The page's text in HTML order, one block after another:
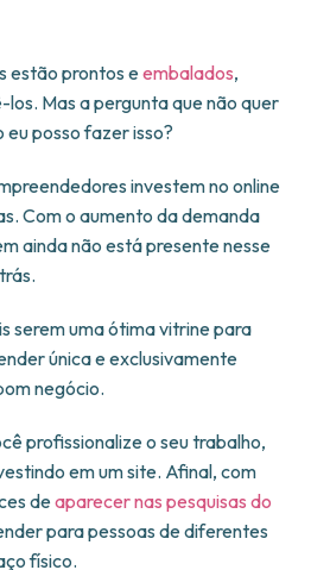
estão prontos eembalados,
los. Mas a pergunta que não quer
eu posso fazer isso?
investem no online
Com o aumento da demanda
ainda não está presente nesse
serem uma ótima vitrine para
única e exclusivamente
negócio.
profissionalize o seu trabalho,
em um site. Afinal, com
deaparecer nas pesquisas do
para pessoas de diferentes
físico.